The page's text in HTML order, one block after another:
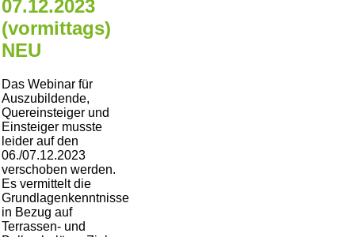
07.12.2023
(vormittags)
NEU
Das Webinar für
Auszubildende,
Quereinsteiger und
Einsteiger musste
leider auf den
06./07.12.2023
verschoben werden.
Es vermittelt die
Grundlagenkenntnisse
in Bezug auf
Terrassen- und